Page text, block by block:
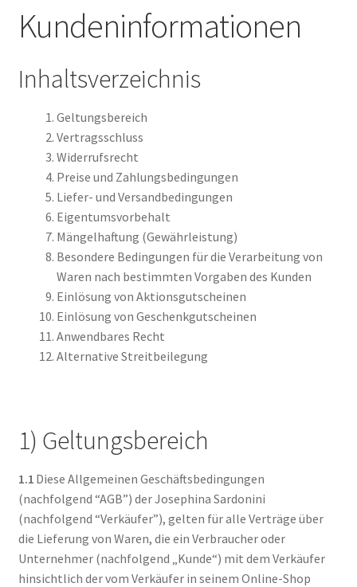
Kundeninformationen
Inhaltsverzeichnis
Geltungsbereich
Vertragsschluss
Widerrufsrecht
Preise und Zahlungsbedingungen
Liefer- und Versandbedingungen
Eigentumsvorbehalt
Mängelhaftung (Gewährleistung)
Besondere Bedingungen für die Verarbeitung von
Waren nach bestimmten Vorgaben des Kunden
Einlösung von Aktionsgutscheinen
Einlösung von Geschenkgutscheinen
Anwendbares Recht
Alternative Streitbeilegung
1) Geltungsbereich
1.1 Diese Allgemeinen Geschäftsbedingungen
(nachfolgend “AGB”) der Josephina Sardonini
(nachfolgend “Verkäufer”), gelten für alle Verträge über
die Lieferung von Waren, die ein Verbraucher oder
Unternehmer (nachfolgend „Kunde“) mit dem Verkäufer
hinsichtlich der vom Verkäufer in seinem Online-Shop